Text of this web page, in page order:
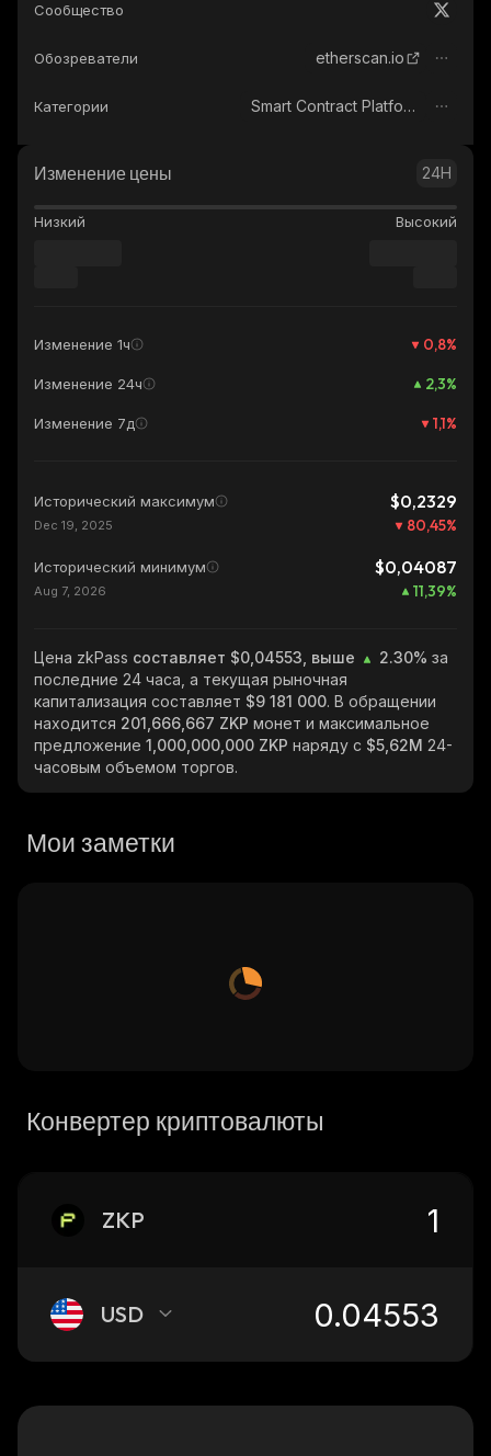
Сообщество
Обозреватели etherscan.io
Категории Smart Contract Platform
Изменение цены 24H
Низкий Высокий
Изменение 1ч 0,8%
Изменение 24ч 2,3%
Изменение 7д 1,1%
Исторический максимум $0,2329
Dec 19, 2025 80,45%
Исторический минимум $0,04087
Aug 7, 2026 11,39%
Цена zkPass составляет $0,04553, выше 2.30% за
последние 24 часа, а текущая рыночная
капитализация составляет $9 181 000. В обращении
находится 201,666,667 ZKP монет и максимальное
предложение 1,000,000,000 ZKP наряду с $5,62M 24-
часовым объемом торгов.
Мои заметки
Конвертер криптовалюты
ZKP
USD